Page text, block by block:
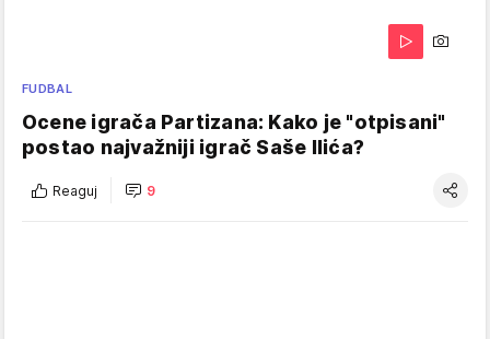
FUDBAL
Ocene igrača Partizana: Kako je "otpisani"
postao najvažniji igrač Saše Ilića?
Reaguj 9